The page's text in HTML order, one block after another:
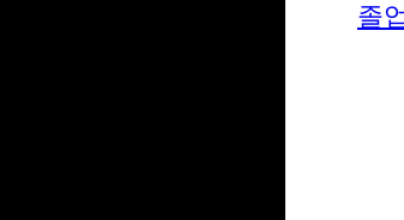
졸